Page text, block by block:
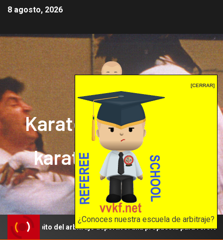
[CERRAR]
¿Conoces nuestra escuela de arbitraje?
8 agosto, 2026
Karate mrprepor: el
karate en internet
El karate en internet
ámbito del arbitraje deportivo: una propuesta para reforzar la